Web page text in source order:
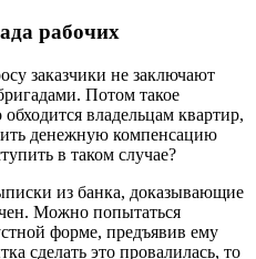
рабочих
заказчики не заключают
Потом такое
владельцам квартир,
денежную компенсацию
в таком случае?
из банка, доказывающие
Можно попытаться
форме, предъявив ему
сделать это провалилась, то